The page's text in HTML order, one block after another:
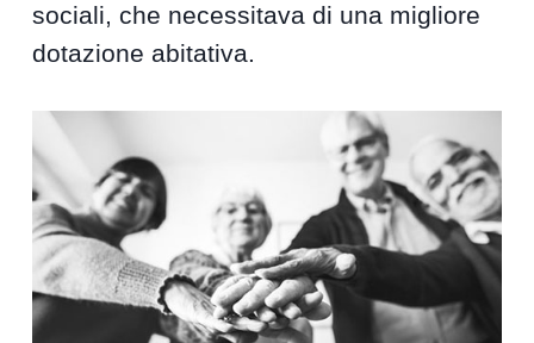
sociali, che necessitava di una migliore
dotazione abitativa.